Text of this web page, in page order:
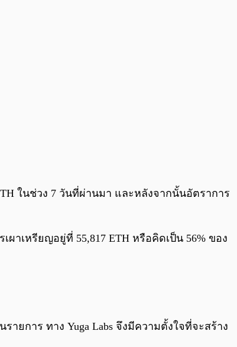
ในช่วง 7 วันที่ผ่านมา และหลังจากนั้นอัตราการ
ผาเหรียญอยู่ที่ 55,817 ETH หรือคิดเป็น 56% ของ
ยการ ทาง Yuga Labs จึงมีความตั้งใจที่จะสร้าง